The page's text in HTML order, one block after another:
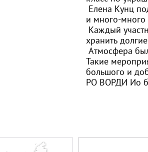
Елена Кунц
и много-много
Каждый
хранить
Атмосфера
Такие
большого и
РО ВОРДИ Ио